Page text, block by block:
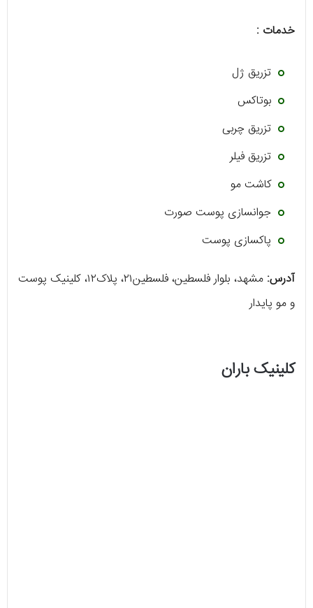
خدمات :
تزریق ژل
بوتاکس
تزریق چربی
تزریق فیلر
کاشت مو
جوانسازی پوست صورت
پاکسازی پوست
آدرس:
مشهد، بلوار فلسطین، فلسطین۲۱، پلاک۱۲، کلینیک پوست
و مو پایدار
کلینیک باران